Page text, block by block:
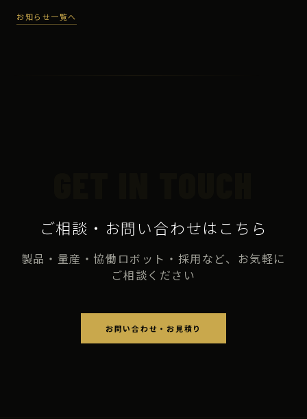
お知らせ一覧へ
ご相談・お問い合わせはこちら
製品・量産・協働ロボット・採用など、お気軽に
ご相談ください
お問い合わせ・お見積り